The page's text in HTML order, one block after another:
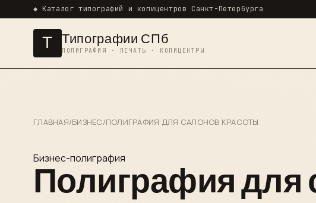
◆ Каталог типографий и копицентров Санкт-Петербурга
Т Типографии СПб
ПОЛИГРАФИЯ · ПЕЧАТЬ · КОПИЦЕНТРЫ
ГЛАВНАЯ/БИЗНЕС/ПОЛИГРАФИЯ ДЛЯ САЛОНОВ КРАСОТЫ
Бизнес-полиграфия
Полиграфия для